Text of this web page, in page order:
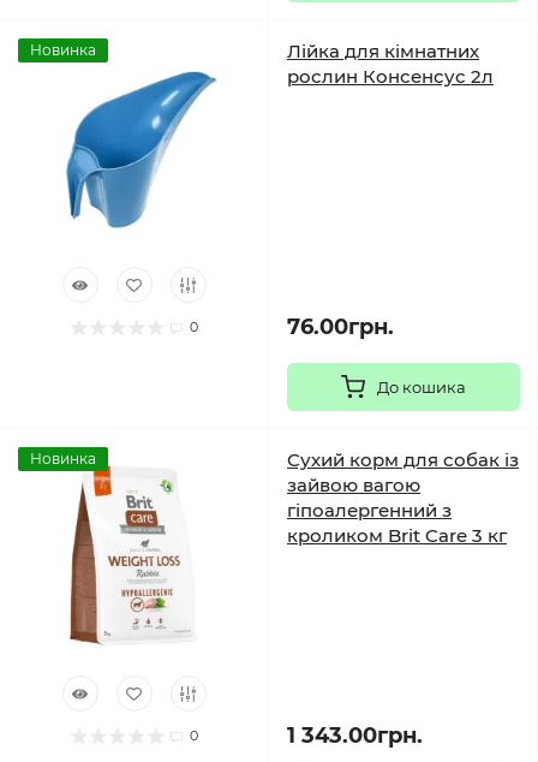
Новинка
0
Лійка для кімнатних
рослин Консенсус 2л
76.00грн.
До кошика
Новинка
0
Сухий корм для собак із
зайвою вагою
гіпоалергенний з
кроликом Brit Care 3 кг
1 343.00грн.